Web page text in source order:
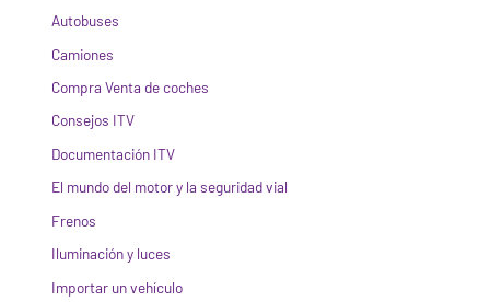
Autobuses
Camiones
Compra Venta de coches
Consejos ITV
Documentación ITV
El mundo del motor y la seguridad vial
Frenos
Iluminación y luces
Importar un vehículo